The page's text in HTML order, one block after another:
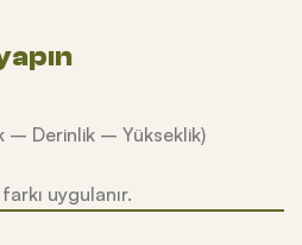
– Derinlik – Yükseklik)
uygulanır.